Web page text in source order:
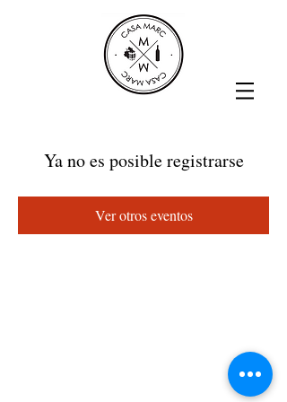
Ya no es posible registrarse
Ver otros eventos